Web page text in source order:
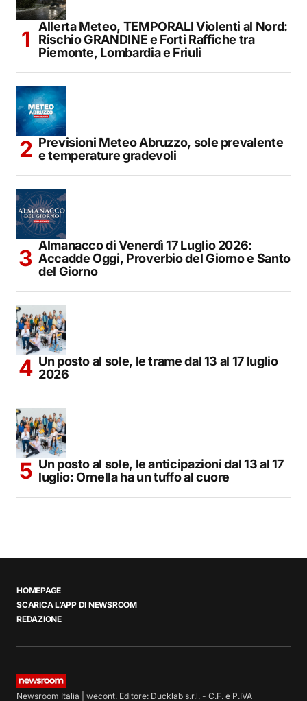
Allerta Meteo, TEMPORALI Violenti al Nord:
Rischio GRANDINE e Forti Raffiche tra
Piemonte, Lombardia e Friuli
Previsioni Meteo Abruzzo, sole prevalente
e temperature gradevoli
Almanacco di Venerdì 17 Luglio 2026:
Accadde Oggi, Proverbio del Giorno e Santo
del Giorno
Un posto al sole, le trame dal 13 al 17 luglio
2026
Un posto al sole, le anticipazioni dal 13 al 17
luglio: Ornella ha un tuffo al cuore
HOMEPAGE
SCARICA L’APP DI NEWSROOM
REDAZIONE
Newsroom Italia | wecont. Editore: Ducklab s.r.l. - C.F. e P.IVA